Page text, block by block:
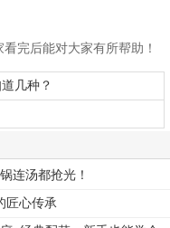
完后能对大家有所帮助！
几种？
连汤都抢光！
匠心传承